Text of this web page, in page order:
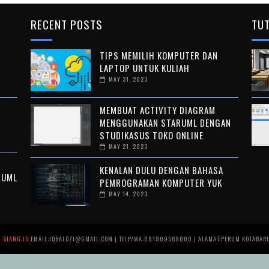
RECENT POSTS
TIPS MEMILIH KOMPUTER DAN
LAPTOP UNTUK KULIAH
MAY 31, 2023
MEMBUAT ACTIVITY DIAGRAM
MENGGUNAKAN STARUML DENGAN
STUDIKASUS TOKO ONLINE
MAY 21, 2023
KENALAN DULU DENGAN BAHASA
PEMROGRAMAN KOMPUTER YUK
MAY 14, 2023
SIANG.ID EMAIL:IQBALDZI@GMAIL.COM | TELP/WA:081909569000 | ALAMAT:PERUM